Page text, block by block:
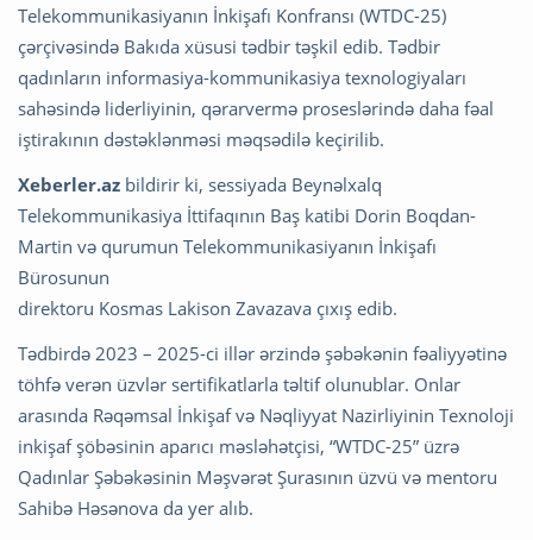
Telekommunikasiyanın İnkişafı Konfransı (WTDC-25)
çərçivəsində Bakıda xüsusi tədbir təşkil edib. Tədbir
qadınların informasiya-kommunikasiya texnologiyaları
sahəsində liderliyinin, qərarvermə proseslərində daha fəal
iştirakının dəstəklənməsi məqsədilə keçirilib.
Xeberler.az bildirir ki, sessiyada Beynəlxalq
Telekommunikasiya İttifaqının Baş katibi Dorin Boqdan-
Martin və qurumun Telekommunikasiyanın İnkişafı
Bürosunun
direktoru Kosmas Lakison Zavazava çıxış edib.
Tədbirdə 2023 – 2025-ci illər ərzində şəbəkənin fəaliyyətinə
töhfə verən üzvlər sertifikatlarla təltif olunublar. Onlar
arasında Rəqəmsal İnkişaf və Nəqliyyat Nazirliyinin Texnoloji
inkişaf şöbəsinin aparıcı məsləhətçisi, “WTDC-25” üzrə
Qadınlar Şəbəkəsinin Məşvərət Şurasının üzvü və mentoru
Sahibə Həsənova da yer alıb.